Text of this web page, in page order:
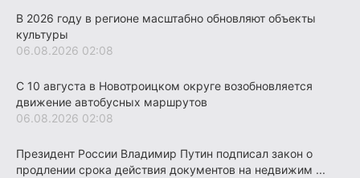
В 2026 году в регионе масштабно обновляют объекты
культуры
06.08.2026 02:08
С 10 августа в Новотроицком округе возобновляется
движение автобусных маршрутов
06.08.2026 02:08
Президент России Владимир Путин подписал закон о
продлении срока действия документов на недвижим ...